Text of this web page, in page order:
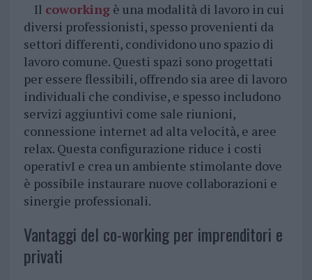
Il coworkingè una modalità di lavoro in cui
diversi professionisti, spesso provenienti da
settori differenti, condividono uno spazio di
lavoro comune. Questi spazi sono progettati
per essere flessibili, offrendo sia aree di lavoro
individuali che condivise, e spesso includono
servizi aggiuntivi come sale riunioni,
connessione internet ad alta velocità, e aree
relax. Questa configurazione riduce i costi
operativI e crea un ambiente stimolante dove
è possibile instaurare nuove collaborazioni e
sinergie professionali.
Vantaggi del co-working per imprenditori e
privati